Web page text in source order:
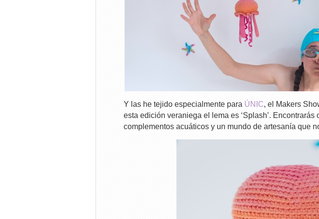
Y las he tejido especialmente para ÚNIC, el Makers
esta edición veraniega el lema es ‘Splash’.
complementos acuáticos y un mundo de artesanía que